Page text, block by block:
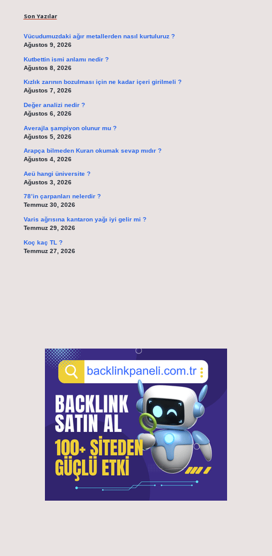
Son Yazılar
Vücudumuzdaki ağır metallerden nasıl kurtuluruz ?
Ağustos 9, 2026
Kutbettin ismi anlamı nedir ?
Ağustos 8, 2026
Kızlık zarının bozulması için ne kadar içeri girilmeli ?
Ağustos 7, 2026
Değer analizi nedir ?
Ağustos 6, 2026
Averajla şampiyon olunur mu ?
Ağustos 5, 2026
Arapça bilmeden Kuran okumak sevap mıdır ?
Ağustos 4, 2026
Aeü hangi üniversite ?
Ağustos 3, 2026
78’in çarpanları nelerdir ?
Temmuz 30, 2026
Varis ağrısına kantaron yağı iyi gelir mi ?
Temmuz 29, 2026
Koç kaç TL ?
Temmuz 27, 2026